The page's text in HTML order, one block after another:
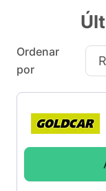
Ordenar
por